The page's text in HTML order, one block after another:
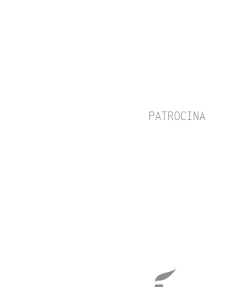
PATROCINA